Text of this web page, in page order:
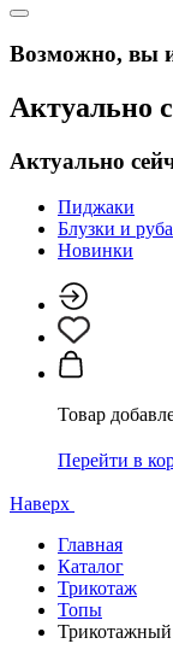
Возможно, вы
Актуально
Актуально
Пиджаки
Блузки и
Новинки
Товар
Перейти в
Наверх
Главная
Каталог
Трикотаж
Топы
Трикотажный